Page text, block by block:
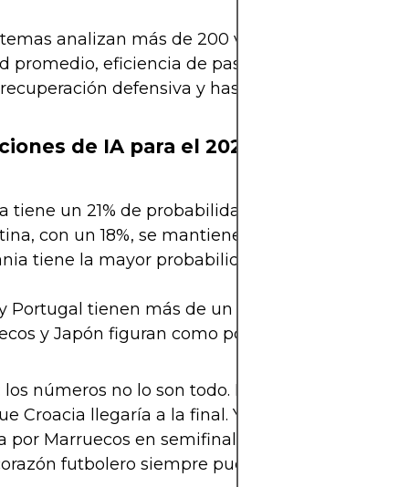
analizan más de 200 variables por
promedio, eficiencia de pase, comportamiento
defensiva y hasta las condiciones
de IA para el 2026
tiene un 21% de probabilidad de ganar el torneo
con un 18%, se mantiene como fuerte
tiene la mayor probabilidad de pasar a
Portugal tienen más de un 60% de llegar a
y Japón figuran como posibles “dark horses”
los números no lo son todo. En 2018, ninguna
Croacia llegaría a la final. Y en 2022, casi nadie
por Marruecos en semifinales. Así que sí, la
futbolero siempre puede romper el